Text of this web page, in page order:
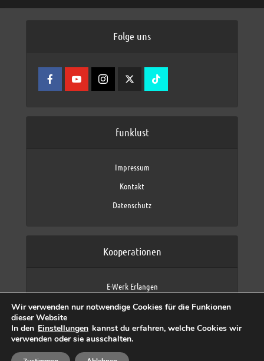
Folge uns
funklust
Impressum
Kontakt
Datenschutz
Kooperationen
E-Werk Erlangen
Fraunhofer IIS
max neo (AFK max)
Wir verwenden nur notwendige Cookies für die Funkionen
dieser Website
In den Einstellungen kannst du erfahren, welche Cookies wir
verwenden oder sie ausschalten.